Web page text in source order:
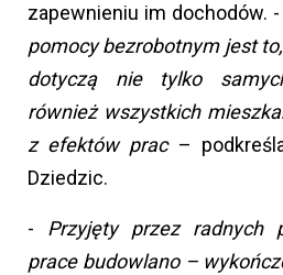
zapewnieniu im dochodów.
pomocy bezrobotnym jest
dotyczą nie tylko
również wszystkich
z efektów prac–
Dziedzic.
- Przyjęty przez radnych
prace budowlano –